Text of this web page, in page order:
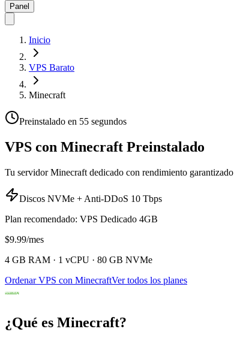
Panel
Inicio
VPS Barato
Minecraft
Preinstalado en 55 segundos
VPS con Minecraft Preinstalado
Tu servidor Minecraft dedicado con rendimiento garantizado
Discos NVMe + Anti-DDoS 10 Tbps
Plan recomendado: VPS Dedicado 4GB
$9.99/mes
4 GB RAM · 1 vCPU · 80 GB NVMe
Ordenar VPS con MinecraftVer todos los planes
¿Qué es Minecraft?